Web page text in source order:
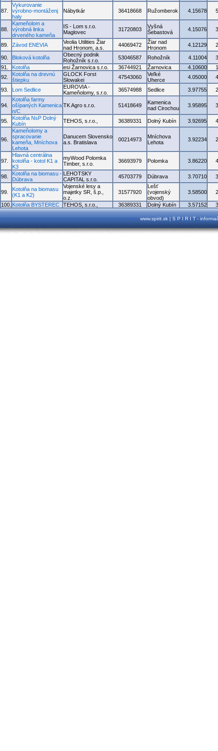
87.
Vykurovanie
výrobno-montáženj
haly
Nábytkár 36418668 Ružomberok 4.15678
88.
Kameňolom a
výrobná linka
drveného kameňa
IS - Lom s.r.o.
Maglovec
31720803
Vyšná
Šebastová
4.15076
89. Závod ENEVIA
Veolia Utilities Žiar
nad Hronom, a.s.
44069472
Žiar nad
Hronom
4.12129
90. Bloková kotolňa
Obecný podnik
Rohožník s.r.o.
53046587 Rohožník 4.11004
91.
Kotolňa esi Žarnovica s.r.o. 36744921 Žarnovica 4.10600
92.
Kotolňa na drevnú
štiepku
GLOCK Forst
Slowakei
47543060
Veľké
Uherce
4.05000
93. Lom Sedlice
EUROVIA -
Kameňolomy, s.r.o.
36574988 Sedlice 3.97755
94.
Kotolňa farmy
ošípaných Kamenica
n/C
TK Agro s.r.o. 51418649
Kamenica
nad Cirochou
3.95895
95.
Kotolňa NsP Dolný
Kubín
TEHOS, s.r.o., 36389331 Dolný Kubín 3.92695
96.
Kameňolomy a
spracovanie
kameňa, Mníchova
Lehota
Danucem Slovensko
a.s. Bratislava
00214973
Mníchova
Lehota
3.92234
97.
Hlavná centrálna
kotolňa - kotol K1 a
K3
myWood Polomka
Timber, s.r.o.
36693979 Polomka 3.86220
98.
Kotolňa na biomasu -
Dúbrava
LEHOTSKY
CAPITAL s.r.o.
45703779 Dúbrava 3.70710
99.
Kotolňa na biomasu
(K1 a K2)
Vojenské lesy a
majetky SR, š.p.,
o.z.
31577920
Lešť
(vojenský
obvod)
3.58500
100. Kotolňa BYSTEREC TEHOS, s.r.o., 36389331 Dolný Kubín 3.57152
www.spirit.sk | S P I R I T -